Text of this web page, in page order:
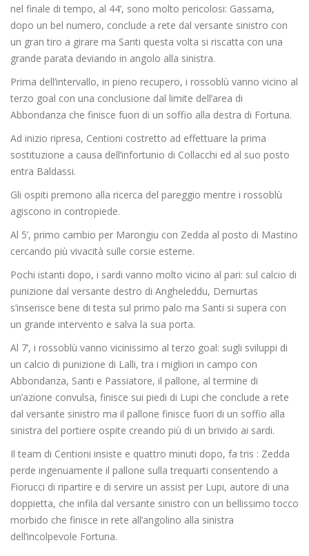
nel finale di tempo, al 44’, sono molto pericolosi: Gassama,
dopo un bel numero, conclude a rete dal versante sinistro con
un gran tiro a girare ma Santi questa volta si riscatta con una
grande parata deviando in angolo alla sinistra.
Prima dell’intervallo, in pieno recupero, i rossoblù vanno vicino al
terzo goal con una conclusione dal limite dell’area di
Abbondanza che finisce fuori di un soffio alla destra di Fortuna.
Ad inizio ripresa, Centioni costretto ad effettuare la prima
sostituzione a causa dell’infortunio di Collacchi ed al suo posto
entra Baldassi.
Gli ospiti premono alla ricerca del pareggio mentre i rossoblù
agiscono in contropiede.
Al 5’, primo cambio per Marongiu con Zedda al posto di Mastino
cercando più vivacità sulle corsie esterne.
Pochi istanti dopo, i sardi vanno molto vicino al pari: sul calcio di
punizione dal versante destro di Angheleddu, Demurtas
s’inserisce bene di testa sul primo palo ma Santi si supera con
un grande intervento e salva la sua porta.
Al 7’, i rossoblù vanno vicinissimo al terzo goal: sugli sviluppi di
un calcio di punizione di Lalli, tra i migliori in campo con
Abbondanza, Santi e Passiatore, il pallone, al termine di
un’azione convulsa, finisce sui piedi di Lupi che conclude a rete
dal versante sinistro ma il pallone finisce fuori di un soffio alla
sinistra del portiere ospite creando più di un brivido ai sardi.
Il team di Centioni insiste e quattro minuti dopo, fa tris : Zedda
perde ingenuamente il pallone sulla trequarti consentendo a
Fiorucci di ripartire e di servire un assist per Lupi, autore di una
doppietta, che infila dal versante sinistro con un bellissimo tocco
morbido che finisce in rete all’angolino alla sinistra
dell’incolpevole Fortuna.